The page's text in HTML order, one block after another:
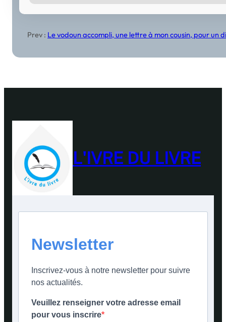
Prev : Le vodoun accompli, une lettre à mon cousin, pour un
L'IVRE DU LIVRE
Newsletter
Inscrivez-vous à notre newsletter pour suivre
nos actualités.
Veuillez renseigner votre adresse email
pour vous inscrire